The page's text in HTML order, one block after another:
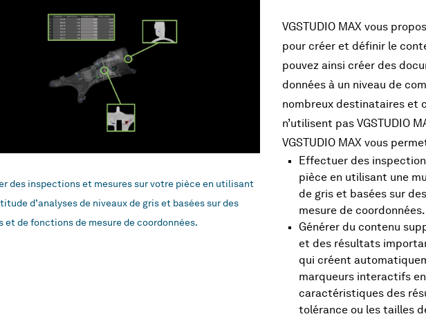
des inspections et mesures sur votre pièce en utilisant
d’analyses de niveaux de gris et basées sur des
et de fonctions de mesure de coordonnées.
VGSTUDIO MAX vous
pour créer et définir le
pouvez ainsi créer des
données à un niveau de
nombreux destinataires et
n’utilisent pas VGSTUDIO
VGSTUDIO MAX vous
Effectuer des
pièce en utilisant une
de gris et basées sur
mesure de coordonnées.
Générer du contenu
et des résultats
qui créent
marqueurs interactifs
caractéristiques des
tolérance ou les tailles